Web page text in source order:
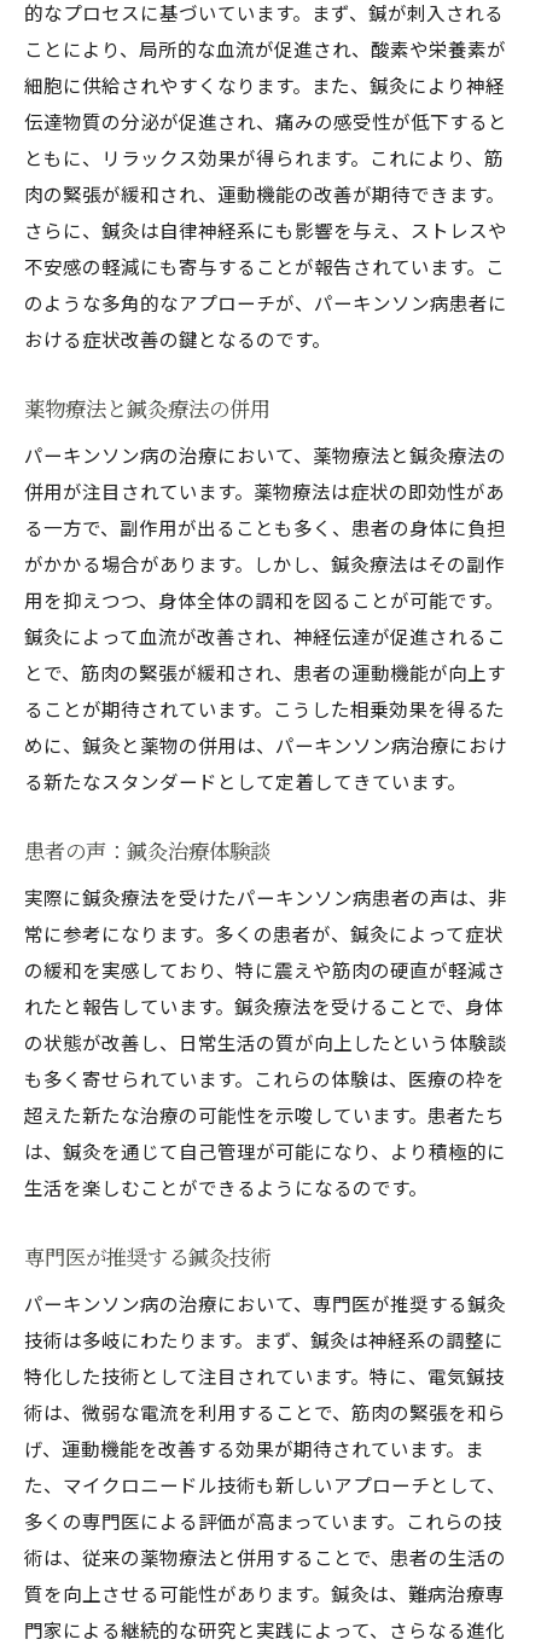
的なプロセスに基づいています。まず、鍼が刺入される
ことにより、局所的な血流が促進され、酸素や栄養素が
細胞に供給されやすくなります。また、鍼灸により神経
伝達物質の分泌が促進され、痛みの感受性が低下すると
ともに、リラックス効果が得られます。これにより、筋
肉の緊張が緩和され、運動機能の改善が期待できます。
さらに、鍼灸は自律神経系にも影響を与え、ストレスや
不安感の軽減にも寄与することが報告されています。こ
のような多角的なアプローチが、パーキンソン病患者に
おける症状改善の鍵となるのです。
薬物療法と鍼灸療法の併用
パーキンソン病の治療において、薬物療法と鍼灸療法の
併用が注目されています。薬物療法は症状の即効性があ
る一方で、副作用が出ることも多く、患者の身体に負担
がかかる場合があります。しかし、鍼灸療法はその副作
用を抑えつつ、身体全体の調和を図ることが可能です。
鍼灸によって血流が改善され、神経伝達が促進されるこ
とで、筋肉の緊張が緩和され、患者の運動機能が向上す
ることが期待されています。こうした相乗効果を得るた
めに、鍼灸と薬物の併用は、パーキンソン病治療におけ
る新たなスタンダードとして定着してきています。
患者の声：鍼灸治療体験談
実際に鍼灸療法を受けたパーキンソン病患者の声は、非
常に参考になります。多くの患者が、鍼灸によって症状
の緩和を実感しており、特に震えや筋肉の硬直が軽減さ
れたと報告しています。鍼灸療法を受けることで、身体
の状態が改善し、日常生活の質が向上したという体験談
も多く寄せられています。これらの体験は、医療の枠を
超えた新たな治療の可能性を示唆しています。患者たち
は、鍼灸を通じて自己管理が可能になり、より積極的に
生活を楽しむことができるようになるのです。
専門医が推奨する鍼灸技術
パーキンソン病の治療において、専門医が推奨する鍼灸
技術は多岐にわたります。まず、鍼灸は神経系の調整に
特化した技術として注目されています。特に、電気鍼技
術は、微弱な電流を利用することで、筋肉の緊張を和ら
げ、運動機能を改善する効果が期待されています。ま
た、マイクロニードル技術も新しいアプローチとして、
多くの専門医による評価が高まっています。これらの技
術は、従来の薬物療法と併用することで、患者の生活の
質を向上させる可能性があります。鍼灸は、難病治療専
門家による継続的な研究と実践によって、さらなる進化